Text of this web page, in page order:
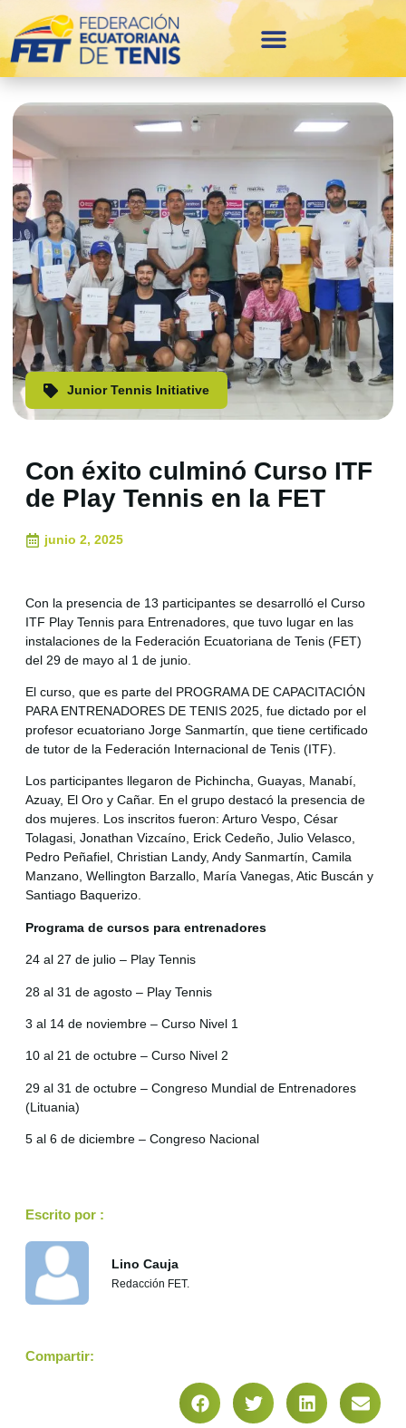
Junior Tennis Initiative
Con éxito culminó Curso ITF
de Play Tennis en la FET
junio 2, 2025
Con la presencia de 13 participantes se desarrolló el Curso
ITF Play Tennis para Entrenadores, que tuvo lugar en las
instalaciones de la Federación Ecuatoriana de Tenis (FET)
del 29 de mayo al 1 de junio.
El curso, que es parte del PROGRAMA DE CAPACITACIÓN
PARA ENTRENADORES DE TENIS 2025, fue dictado por el
profesor ecuatoriano Jorge Sanmartín, que tiene certificado
de tutor de la Federación Internacional de Tenis (ITF).
Los participantes llegaron de Pichincha, Guayas, Manabí,
Azuay, El Oro y Cañar. En el grupo destacó la presencia de
dos mujeres. Los inscritos fueron: Arturo Vespo, César
Tolagasi, Jonathan Vizcaíno, Erick Cedeño, Julio Velasco,
Pedro Peñafiel, Christian Landy, Andy Sanmartín, Camila
Manzano, Wellington Barzallo, María Vanegas, Atic Buscán y
Santiago Baquerizo.
Programa de cursos para entrenadores
24 al 27 de julio – Play Tennis
28 al 31 de agosto – Play Tennis
3 al 14 de noviembre – Curso Nivel 1
10 al 21 de octubre – Curso Nivel 2
29 al 31 de octubre – Congreso Mundial de Entrenadores
(Lituania)
5 al 6 de diciembre – Congreso Nacional
Escrito por :
Lino Cauja
Redacción FET.
Compartir: